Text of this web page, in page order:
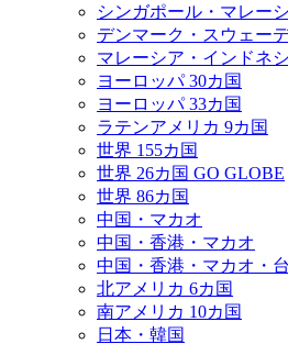
シンガポール・マレー
デンマーク・スウェー
マレーシア・インドネ
ヨーロッパ 30カ国
ヨーロッパ 33カ国
ラテンアメリカ 9カ国
世界 155カ国
世界 26カ国 GO GLOBE
世界 86カ国
中国・マカオ
中国・香港・マカオ
中国・香港・マカオ・
北アメリカ 6カ国
南アメリカ 10カ国
日本・韓国